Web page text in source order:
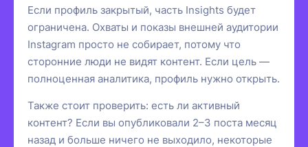
Если профиль закрытый, часть Insights будет
ограничена. Охваты и показы внешней аудитории
Instagram просто не собирает, потому что
сторонние люди не видят контент. Если цель —
полноценная аналитика, профиль нужно открыть.
Также стоит проверить: есть ли активный
контент? Если вы опубликовали 2–3 поста месяц
назад и больше ничего не выходило, некоторые